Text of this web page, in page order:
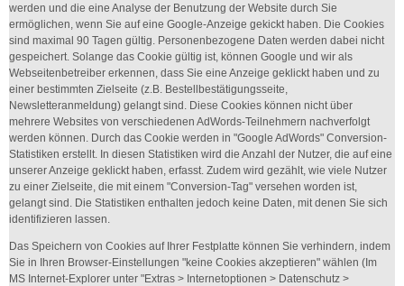
werden und die eine Analyse der Benutzung der Website durch Sie
ermöglichen, wenn Sie auf eine Google-Anzeige gekickt haben. Die Cookies
sind maximal 90 Tagen gültig. Personenbezogene Daten werden dabei nicht
gespeichert. Solange das Cookie gültig ist, können Google und wir als
Webseitenbetreiber erkennen, dass Sie eine Anzeige geklickt haben und zu
einer bestimmten Zielseite (z.B. Bestellbestätigungsseite,
Newsletteranmeldung) gelangt sind. Diese Cookies können nicht über
mehrere Websites von verschiedenen AdWords-Teilnehmern nachverfolgt
werden können. Durch das Cookie werden in "Google AdWords" Conversion-
Statistiken erstellt. In diesen Statistiken wird die Anzahl der Nutzer, die auf eine
unserer Anzeige geklickt haben, erfasst. Zudem wird gezählt, wie viele Nutzer
zu einer Zielseite, die mit einem "Conversion-Tag" versehen worden ist,
gelangt sind. Die Statistiken enthalten jedoch keine Daten, mit denen Sie sich
identifizieren lassen.
Das Speichern von Cookies auf Ihrer Festplatte können Sie verhindern, indem
Sie in Ihren Browser-Einstellungen "keine Cookies akzeptieren" wählen (Im
MS Internet-Explorer unter "Extras > Internetoptionen > Datenschutz >